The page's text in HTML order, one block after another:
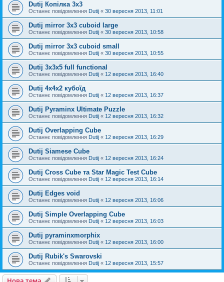
Dutij Копілка 3х3
Останнє повідомлення Dutij « 30 вересня 2013, 11:01
Dutij mirror 3x3 cuboid large
Останнє повідомлення Dutij « 30 вересня 2013, 10:58
Dutij mirror 3х3 cuboid small
Останнє повідомлення Dutij « 30 вересня 2013, 10:55
Dutij 3х3х5 full functional
Останнє повідомлення Dutij « 12 вересня 2013, 16:40
Dutij 4х4х2 кубоїд
Останнє повідомлення Dutij « 12 вересня 2013, 16:37
Dutij Pyraminx Ultimate Puzzle
Останнє повідомлення Dutij « 12 вересня 2013, 16:32
Dutij Overlapping Cube
Останнє повідомлення Dutij « 12 вересня 2013, 16:29
Dutij Siamese Cube
Останнє повідомлення Dutij « 12 вересня 2013, 16:24
Dutij Cross Cube та Star Magic Test Cube
Останнє повідомлення Dutij « 12 вересня 2013, 16:14
Dutij Edges void
Останнє повідомлення Dutij « 12 вересня 2013, 16:06
Dutij Simple Overlapping Cube
Останнє повідомлення Dutij « 12 вересня 2013, 16:03
Dutij pyraminxmorphix
Останнє повідомлення Dutij « 12 вересня 2013, 16:00
Dutij Rubik's Swarovski
Останнє повідомлення Dutij « 12 вересня 2013, 15:57